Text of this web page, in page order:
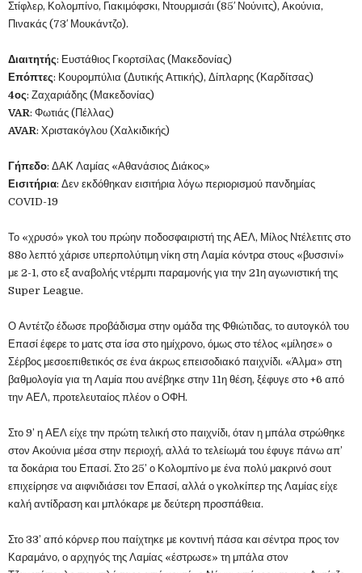
Στίφλερ, Κολομπίνο, Γιακιμόφσκι, Ντουρμισάι (85′ Νούνιτς), Ακούνια,
Πινακάς (73′ Μουκάντζο).
Διαιτητής: Ευστάθιος Γκορτσίλας (Μακεδονίας)
Επόπτες: Κουρομπύλια (Δυτικής Αττικής), Δίπλαρης (Καρδίτσας)
4ος: Ζαχαριάδης (Μακεδονίας)
VAR: Φωτιάς (Πέλλας)
AVAR: Χριστακόγλου (Χαλκιδικής)
Γήπεδο: ΔΑΚ Λαμίας «Αθανάσιος Διάκος»
Εισιτήρια: Δεν εκδόθηκαν εισιτήρια λόγω περιορισμού πανδημίας
COVID-19
Το «χρυσό» γκολ του πρώην ποδοσφαιριστή της ΑΕΛ, Μίλος Ντέλετιτς στο
88ο λεπτό χάρισε υπερπολύτιμη νίκη στη Λαμία κόντρα στους «βυσσινί»
με 2-1, στο εξ αναβολής ντέρμπι παραμονής για την 21η αγωνιστική της
Super League.
Ο Αντέτζο έδωσε προβάδισμα στην ομάδα της Φθιώτιδας, το αυτογκόλ του
Επασί έφερε το ματς στα ίσα στο ημίχρονο, όμως στο τέλος «μίλησε» ο
Σέρβος μεσοεπιθετικός σε ένα άκρως επεισοδιακό παιχνίδι. «Άλμα» στη
βαθμολογία για τη Λαμία που ανέβηκε στην 11η θέση, ξέφυγε στο +6 από
την ΑΕΛ, προτελευταίος πλέον ο ΟΦΗ.
Στο 9’ η ΑΕΛ είχε την πρώτη τελική στο παιχνίδι, όταν η μπάλα στρώθηκε
στον Ακούνια μέσα στην περιοχή, αλλά το τελείωμά του έφυγε πάνω απ’
τα δοκάρια του Επασί. Στο 25’ ο Κολομπίνο με ένα πολύ μακρινό σουτ
επιχείρησε να αιφνιδιάσει τον Επασί, αλλά ο γκολκίπερ της Λαμίας είχε
καλή αντίδραση και μπλόκαρε με δεύτερη προσπάθεια.
Στο 33’ από κόρνερ που παίχτηκε με κοντινή πάσα και σέντρα προς τον
Καραμάνο, ο αρχηγός της Λαμίας «έστρωσε» τη μπάλα στον